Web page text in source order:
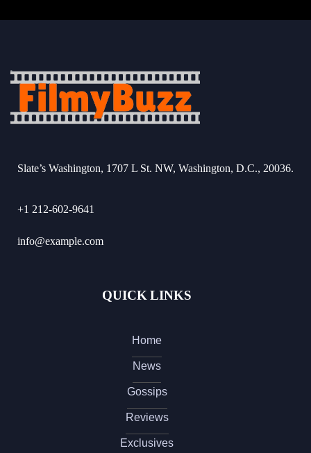
Slate’s Washington, 1707 L St. NW, Washington, D.C., 20036.
+1 212-602-9641
info@example.com
QUICK LINKS
Home
News
Gossips
Reviews
Exclusives